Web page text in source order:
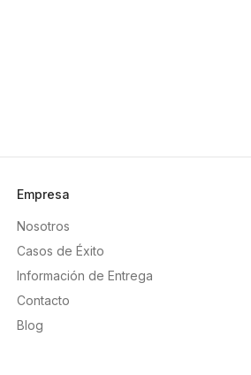
Empresa
Nosotros
Casos de Éxito
Información de Entrega
Contacto
Blog